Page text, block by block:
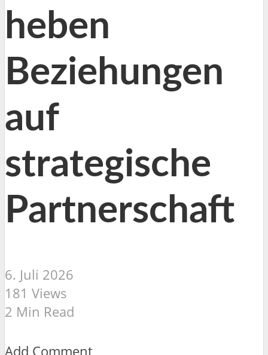
heben
Beziehungen
auf
strategische
Partnerschaft
6. Juli 2026
181 Views
2 Min Read
Add Comment